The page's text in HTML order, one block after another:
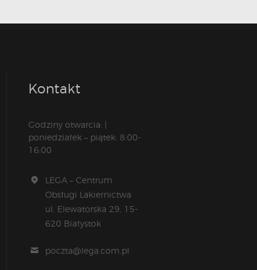
Kontakt
Godziny otwarcia: |
poniedziałek – piątek: 8:00-
16:00
LEGA – Centrum
Obsługi Lakiernictwa
ul. Elewatorska 29, 15-
620 Białystok
poczta@lega.com.pl